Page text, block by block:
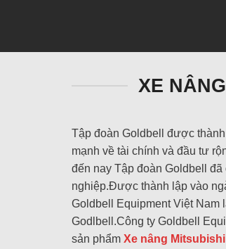
XE
Tập đoàn Goldbell được
mạnh về tài chính và đầu tư
đến nay Tập đoàn Goldbell
nghiệp.Được thành lập vào
Goldbell Equipment Việt Nam
Godlbell.Công ty Goldbell
sản phẩm Xe nâng Mitsubishi